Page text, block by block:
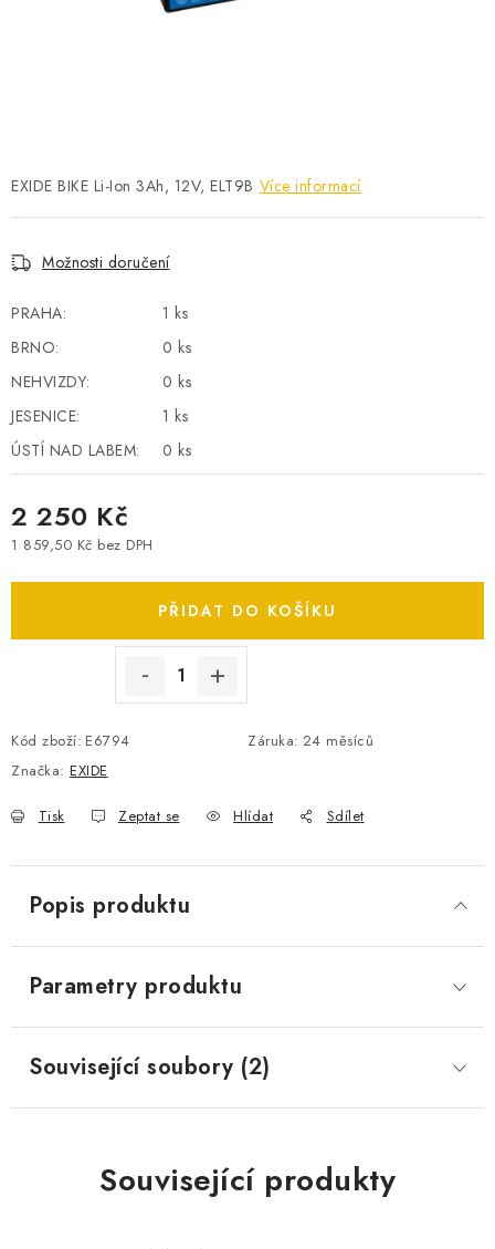
MĚNIČE NAPĚTÍ
TESTERY BATERIÍ
BATERIE PRO VYSAVAČE
BATERIE PRO NOUZOVÁ OSVĚTLENÍ
SPOTŘEBNÍ BATERIE
PŘÍSLUŠENSTVÍ
DOPRAVA ZDARMA
POŠTOVNÉ A DOPRAVA
KONFIGURÁTOR AUTOBATERIÍ
O NÁS
VÝMĚNA AUTOBATERIE
NÁVODY KE STAŽENÍ
ZPĚTNÝ ODBĚR ELEKTROZAŘÍZENÍ A BATERIÍ
EXIDE BIKE Li-Ion 3Ah, 12V, ELT9B Více informací
Možnosti doručení
PRAHA:
1 ks
BRNO:
0 ks
NEHVIZDY:
0 ks
JESENICE:
1 ks
ÚSTÍ NAD LABEM:
0 ks
2 250 Kč
1 859,50 Kč bez DPH
PŘIDAT DO KOŠÍKU
Kód zboží: E6794 Záruka: 24 měsíců
Značka: EXIDE
Tisk Zeptat se Hlídat Sdílet
Popis produktu
Parametry produktu
Související soubory (2)
Související produkty